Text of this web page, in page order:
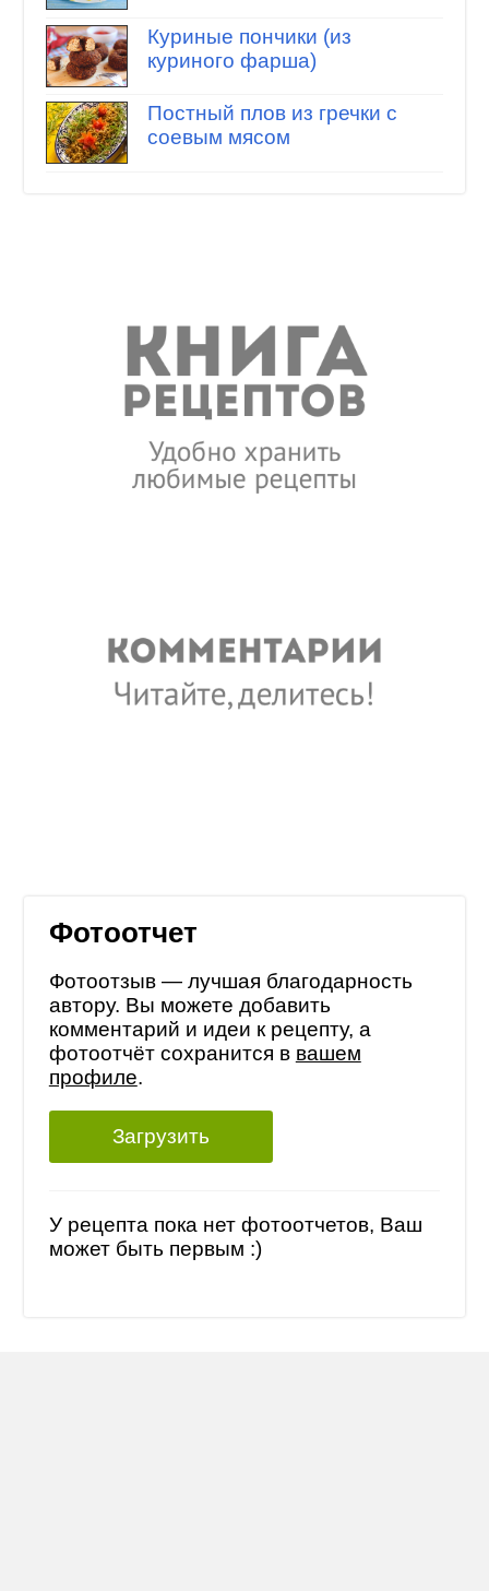
Куриные пончики (из
куриного фарша)
Постный плов из гречки с
соевым мясом
Фотоотчет
Фотоотзыв — лучшая благодарность
автору. Вы можете добавить
комментарий и идеи к рецепту, а
фотоотчёт сохранится в вашем
профиле.
Загрузить
У рецепта пока нет фотоотчетов, Ваш
может быть первым :)